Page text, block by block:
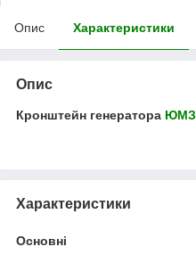
Опис Характеристики
Опис
Кронштейн генератора ЮМЗ
Характеристики
Основні